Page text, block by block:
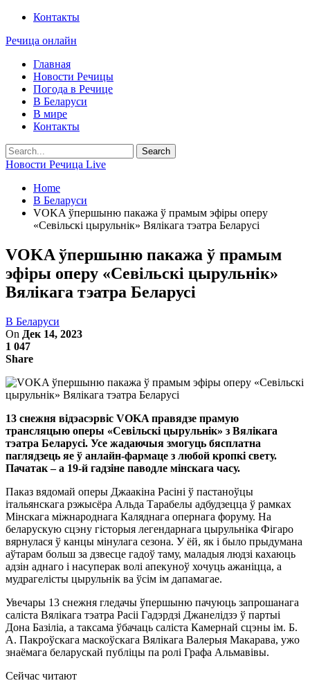
Контакты
Речица онлайн
Главная
Новости Речицы
Погода в Речице
В Беларуси
В мире
Контакты
Новости Речица Live
Home
В Беларуси
VOKA ўпершыню пакажа ў прамым эфіры оперу
«Севільскі цырульнік» Вялікага тэатра Беларусі
VOKA ўпершыню пакажа ў прамым
эфіры оперу «Севільскі цырульнік»
Вялікага тэатра Беларусі
В Беларуси
On Дек 14, 2023
1 047
Share
13 снежня відэасэрвіс VOKA правядзе прамую
трансляцыю оперы «Севільскі цырульнік» з Вялікага
тэатра Беларусі. Усе жадаючыя змогуць бясплатна
паглядзець яе ў анлайн-фармаце з любой кропкі свету.
Пачатак – а 19-й гадзіне паводле мінскага часу.
Паказ вядомай оперы Джаакіна Расіні ў пастаноўцы
італьянскага рэжысёра Альда Тарабелы адбудзецца ў рамках
Мінскага міжнароднага Каляднага опернага форуму. На
беларускую сцэну гісторыя легендарнага цырульніка Фігаро
вярнулася ў канцы мінулага сезона. У ёй, як і было прыдумана
аўтарам больш за дзвесце гадоў таму, маладыя людзі кахаюць
адзін аднаго і насуперак волі апекуноў хочуць ажаніцца, а
мудрагелісты цырульнік ва ўсім ім дапамагае.
Увечары 13 снежня гледачы ўпершыню пачуюць запрошанага
саліста Вялікага тэатра Расіі Гадэрдзі Джанелідзэ ў партыі
Дона Базіліа, а таксама ўбачаць саліста Камернай сцэны ім. Б.
А. Пакроўскага маскоўскага Вялікага Валерыя Макарава, ужо
знаёмага беларускай публіцы па ролі Графа Альмавівы.
Сейчас читают